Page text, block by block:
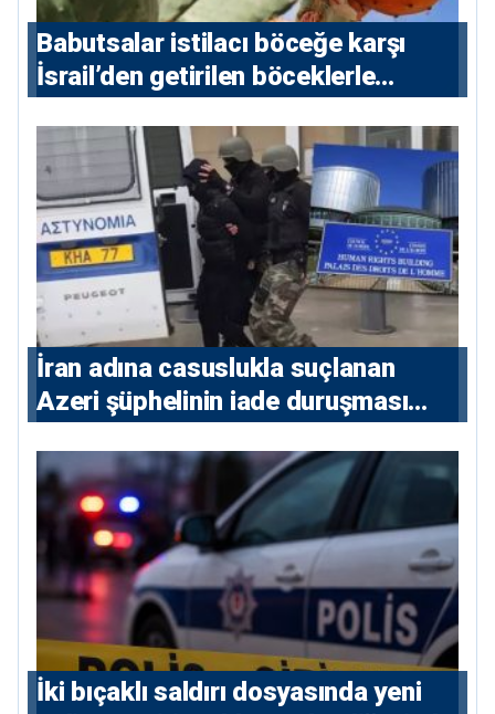
Babutsalar istilacı böceğe karşı
İsrail’den getirilen böceklerle
İran adına casuslukla suçlanan
Azeri şüphelinin iade duruşması
İki bıçaklı saldırı dosyasında yeni